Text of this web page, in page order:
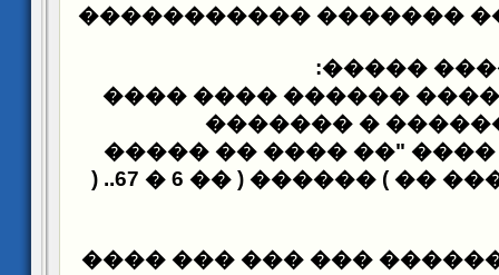
����� ����� ��
�����
:
��� ��� ��������
��� �������
��������� (15) ���� "�� ���� ��
������ �� (����� �� )
) ..
�������� �������� ���